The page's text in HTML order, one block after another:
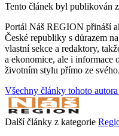
Tento článek byl publikován
Portál Náš REGION přináší
České republiky s důrazem
vlastní sekce a redaktory,
a ekonomice, ale i informace
životním stylu přímo ze
Všechny články tohoto
Další články z kategorie